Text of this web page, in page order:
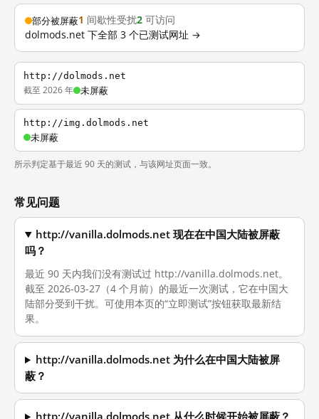
部分被屏蔽1 间歇性受扰2 可访问
dolmods.net 下全部 3 个已测试网址 →
http://dolmods.net
截至 2026 年 未屏蔽
http://img.dolmods.net
未屏蔽
所示判定基于最近 90 天的测试，与该网址页面一致。
常见问题
http://vanilla.dolmods.net 现在在中国大陆被屏蔽
吗？
最近 90 天内我们没有测试过 http://vanilla.dolmods.net。
截至 2026-03-27（4 个月前）的最近一次测试，它在中国大
陆部分受到干扰。可使用本页的“立即测试”按钮获取最新结
果。
http://vanilla.dolmods.net 为什么在中国大陆被屏
蔽？